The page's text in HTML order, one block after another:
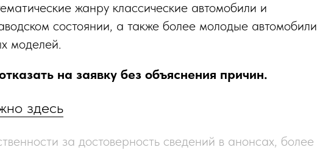
жанру классические автомобили и
состоянии, а также более молодые автомобили
моделей.
на заявку без объяснения причин.
здесь
за достоверность сведений в анонсах, более